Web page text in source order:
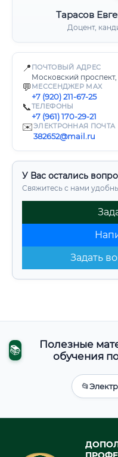
Тарасов
Доцент,
📍 ПОЧТОВЫЙ АДРЕС
Московский проспект,
💬 МЕССЕНДЖЕР MAX
+7 (920) 211-67-25
📞ТЕЛЕФОНЫ
+7 (961) 170-29-21
✉️ЭЛЕКТРОННАЯ ПОЧТА
382652@mail.ru
У Вас остались
Свяжитесь с нами
Задать
📚
Полезные
обучения
📂